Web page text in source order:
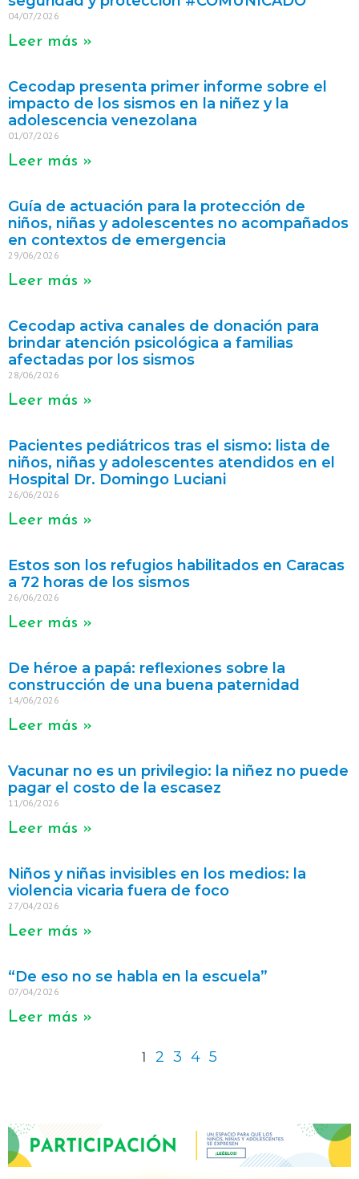
04/07/2026
Leer más »
Cecodap presenta primer informe sobre el
impacto de los sismos en la niñez y la
adolescencia venezolana
01/07/2026
Leer más »
Guía de actuación para la protección de
niños, niñas y adolescentes no acompañados
en contextos de emergencia
29/06/2026
Leer más »
Cecodap activa canales de donación para
brindar atención psicológica a familias
afectadas por los sismos
28/06/2026
Leer más »
Pacientes pediátricos tras el sismo: lista de
niños, niñas y adolescentes atendidos en el
Hospital Dr. Domingo Luciani
26/06/2026
Leer más »
Estos son los refugios habilitados en Caracas
a 72 horas de los sismos
26/06/2026
Leer más »
De héroe a papá: reflexiones sobre la
construcción de una buena paternidad
14/06/2026
Leer más »
Vacunar no es un privilegio: la niñez no puede
pagar el costo de la escasez
11/06/2026
Leer más »
Niños y niñas invisibles en los medios: la
violencia vicaria fuera de foco
27/04/2026
Leer más »
“De eso no se habla en la escuela”
07/04/2026
Leer más »
1 2 3 4 5